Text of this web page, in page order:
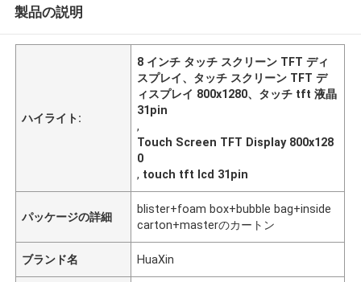
製品の説明
ハイライト:
8 インチ タッチ スクリーン TFT ディ
スプレイ、タッチ スクリーン TFT デ
ィスプレイ 800x1280、タッチ tft 液晶
31pin
,
Touch Screen TFT Display 800x128
0
, touch tft lcd 31pin
パッケージの詳細
blister+foam box+bubble bag+inside
carton+masterのカートン
ブランド名 HuaXin